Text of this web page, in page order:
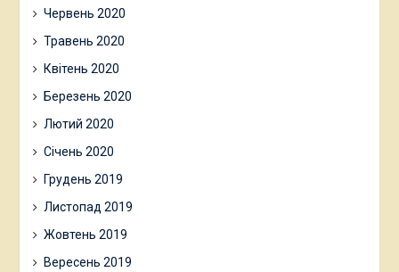
Червень 2020
Травень 2020
Квітень 2020
Березень 2020
Лютий 2020
Січень 2020
Грудень 2019
Листопад 2019
Жовтень 2019
Вересень 2019